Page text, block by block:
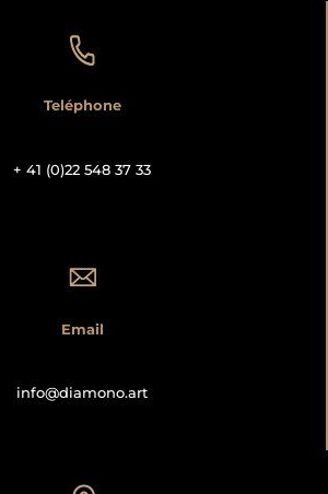
Teléphone
+ 41 (0)22 548 37 33
Email
info@diamono.art